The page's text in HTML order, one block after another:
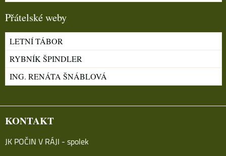
Přátelské weby
LETNÍ TÁBOR
RYBNÍK ŠPINDLER
ING. RENÁTA ŠNÁBLOVÁ
KONTAKT
JK POČIN V RÁJI - spolek